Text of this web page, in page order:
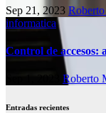
Sep 21, 2023
informatica
Control de accesos:
Roberto
Entradas recientes